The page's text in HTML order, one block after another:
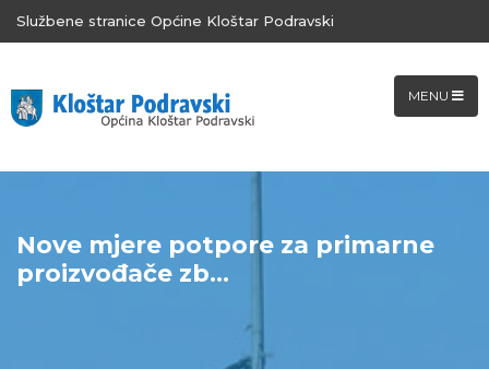
Službene stranice Općine Kloštar Podravski
MENU
Nove mjere potpore za primarne
proizvođače zb...